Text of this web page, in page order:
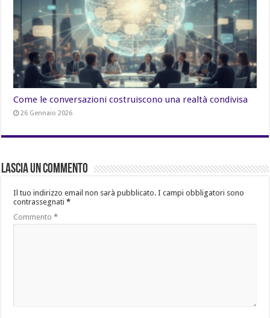
Come le conversazioni costruiscono una realtà condivisa
26 Gennaio 2026
Lascia un commento
Il tuo indirizzo email non sarà pubblicato. I campi obbligatori sono
contrassegnati*
Commento*